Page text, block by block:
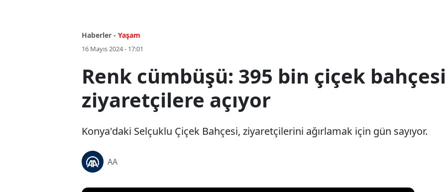
Haberler - Yaşam
16 Mayıs 2024 - 17:01
Renk cümbüşü: 395 bin çiçek bahçesi
ziyaretçilere açıyor
Konya'daki Selçuklu Çiçek Bahçesi, ziyaretçilerini ağırlamak için gün sayıyor.
AA